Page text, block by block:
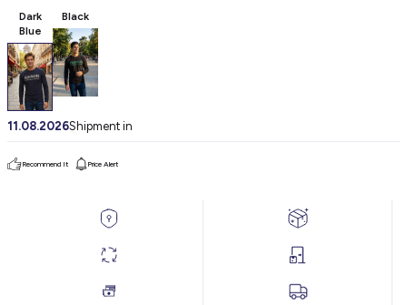
Dark
Blue
Black
11.08.2026Shipment in
Recommend It Price Alert